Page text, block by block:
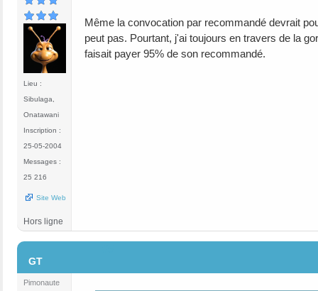
Lieu :
Sibulaga,
Onatawani
Inscription :
25-05-2004
Messages :
25 216
Site Web
Même la convocation par recommandé devrait
peut pas. Pourtant, j'ai toujours en travers de la
faisait payer 95% de son recommandé.
Hors ligne
GT
Pimonaute